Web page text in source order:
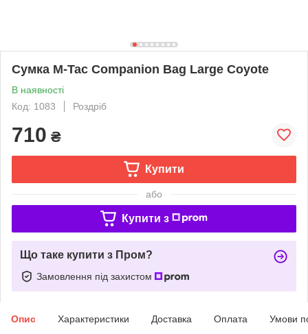
Сумка M-Tac Companion Bag Large Coyote
В наявності
Код: 1083
Роздріб
710 ₴
Купити
або
Купити з
Що таке купити з Пром?
Замовлення під захистом
Опис Характеристики Доставка Оплата Умови